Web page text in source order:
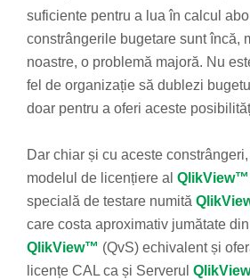
suficiente pentru a lua în calcul
constrângerile bugetare sunt încă,
noastre, o problemă majoră. Nu
fel de organizație să dublezi
doar pentru a oferi aceste
Dar chiar și cu aceste
modelul de licențiere al QlikView™
specială de testare numită
care costa aproximativ jumătate
QlikView™ (QvS) echivalent și
licențe CAL ca și Serverul